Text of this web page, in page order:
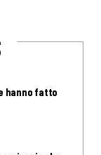
hanno fatto